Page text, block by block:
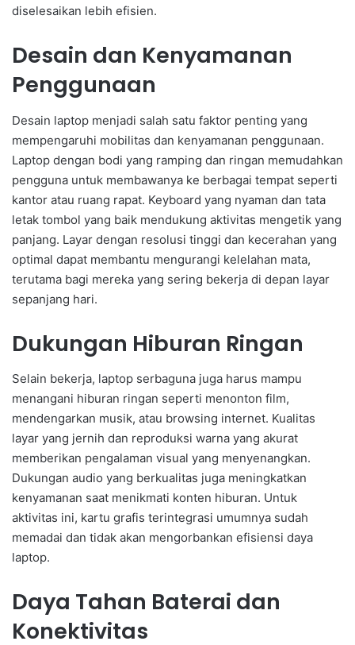
diselesaikan lebih efisien.
Desain dan Kenyamanan
Penggunaan
Desain laptop menjadi salah satu faktor penting yang
mempengaruhi mobilitas dan kenyamanan penggunaan.
Laptop dengan bodi yang ramping dan ringan memudahkan
pengguna untuk membawanya ke berbagai tempat seperti
kantor atau ruang rapat. Keyboard yang nyaman dan tata
letak tombol yang baik mendukung aktivitas mengetik yang
panjang. Layar dengan resolusi tinggi dan kecerahan yang
optimal dapat membantu mengurangi kelelahan mata,
terutama bagi mereka yang sering bekerja di depan layar
sepanjang hari.
Dukungan Hiburan Ringan
Selain bekerja, laptop serbaguna juga harus mampu
menangani hiburan ringan seperti menonton film,
mendengarkan musik, atau browsing internet. Kualitas
layar yang jernih dan reproduksi warna yang akurat
memberikan pengalaman visual yang menyenangkan.
Dukungan audio yang berkualitas juga meningkatkan
kenyamanan saat menikmati konten hiburan. Untuk
aktivitas ini, kartu grafis terintegrasi umumnya sudah
memadai dan tidak akan mengorbankan efisiensi daya
laptop.
Daya Tahan Baterai dan
Konektivitas